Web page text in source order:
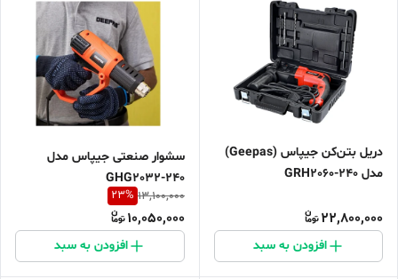
دریل بتن‌کن جیپاس (Geepas)
مدل GRH2060-240
22,800,000
افزودن به سبد
سشوار صنعتی جیپاس مدل
GHG2032-240
13,100,000
23%
10,050,000
افزودن به سبد